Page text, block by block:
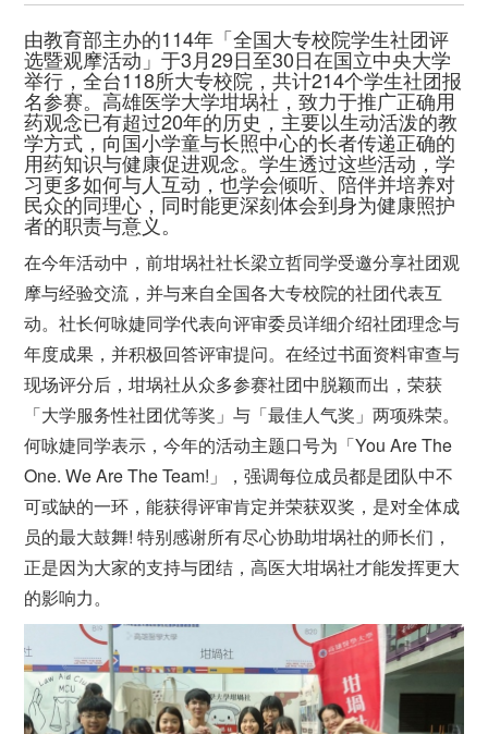
由教育部主办的114年「全国大专校院学生社团评
选暨观摩活动」于3月29日至30日在国立中央大学
举行，全台118所大专校院，共计214个学生社团报
名参赛。高雄医学大学坩埚社，致力于推广正确用
药观念已有超过20年的历史，主要以生动活泼的教
学方式，向国小学童与长照中心的长者传递正确的
用药知识与健康促进观念。学生透过这些活动，学
习更多如何与人互动，也学会倾听、陪伴并培养对
民众的同理心，同时能更深刻体会到身为健康照护
者的职责与意义。
在今年活动中，前坩埚社社长梁立哲同学受邀分享社团观
摩与经验交流，并与来自全国各大专校院的社团代表互
动。社长何咏婕同学代表向评审委员详细介绍社团理念与
年度成果，并积极回答评审提问。在经过书面资料审查与
现场评分后，坩埚社从众多参赛社团中脱颖而出，荣获
「大学服务性社团优等奖」与「最佳人气奖」两项殊荣。
何咏婕同学表示，今年的活动主题口号为「You Are The
One. We Are The Team!」，强调每位成员都是团队中不
可或缺的一环，能获得评审肯定并荣获双奖，是对全体成
员的最大鼓舞! 特别感谢所有尽心协助坩埚社的师长们，
正是因为大家的支持与团结，高医大坩埚社才能发挥更大
的影响力。